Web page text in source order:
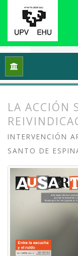
Inicio
LA ACCIÓN
INTERVENCIÓN
SANTO DE